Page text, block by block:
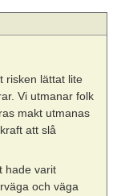
risken lättat lite
Vi utmanar folk
makt utmanas
att slå
hade varit
och väga